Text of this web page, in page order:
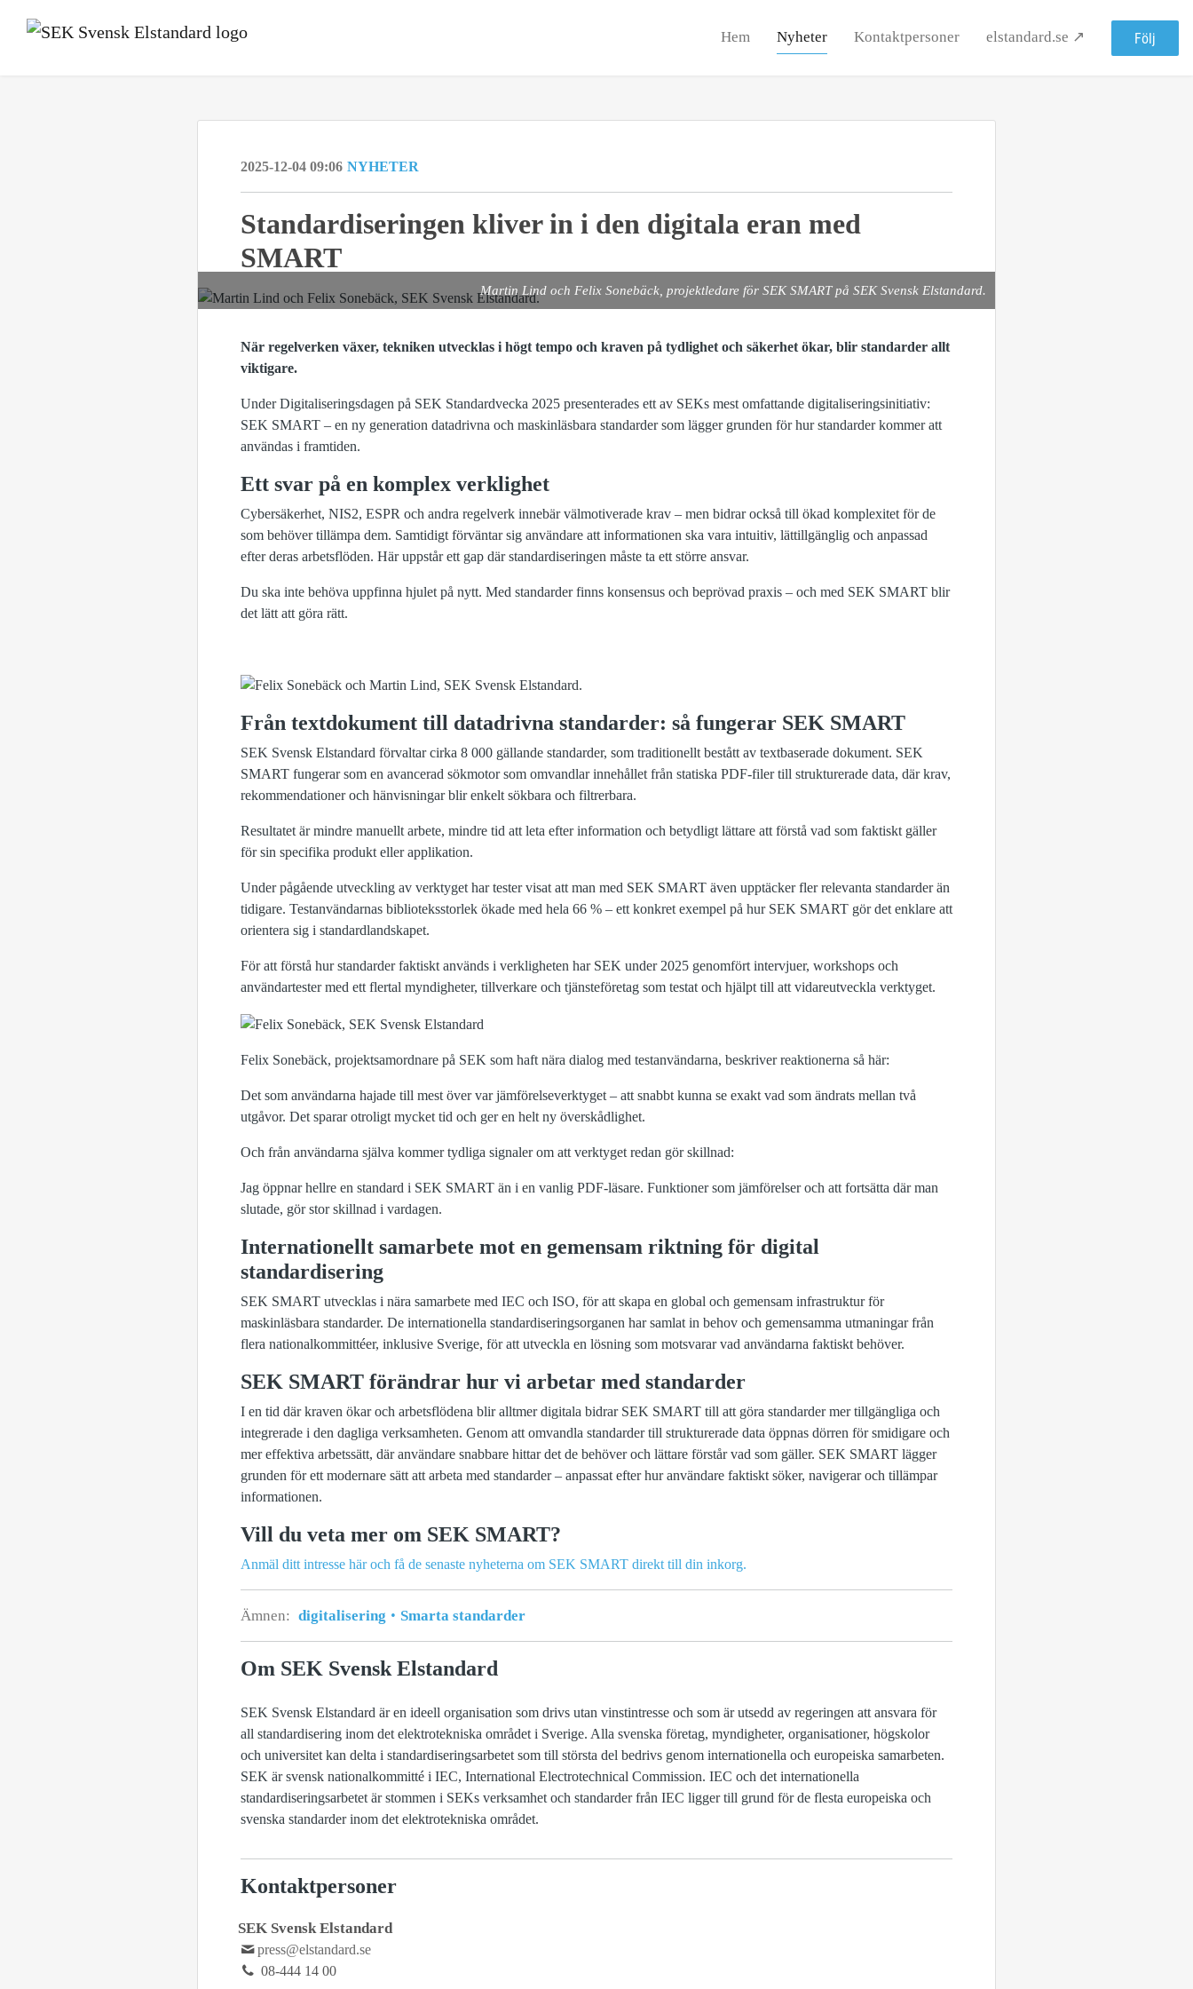
Hem Nyheter Kontaktpersoner elstandard.se ↗ Följ
2025-12-04 09:06 NYHETER
Standardiseringen kliver in i den digitala eran med
SMART
Martin Lind och Felix Sonebäck, projektledare för SEK SMART på SEK Svensk Elstandard.
När regelverken växer, tekniken utvecklas i högt tempo och kraven på tydlighet och säkerhet ökar, blir standarder allt
viktigare.
Under Digitaliseringsdagen på SEK Standardvecka 2025 presenterades ett av SEKs mest omfattande digitaliseringsinitiativ:
SEK SMART – en ny generation datadrivna och maskinläsbara standarder som lägger grunden för hur standarder kommer att
användas i framtiden.
Ett svar på en komplex verklighet
Cybersäkerhet, NIS2, ESPR och andra regelverk innebär välmotiverade krav – men bidrar också till ökad komplexitet för de
som behöver tillämpa dem. Samtidigt förväntar sig användare att informationen ska vara intuitiv, lättillgänglig och anpassad
efter deras arbetsflöden. Här uppstår ett gap där standardiseringen måste ta ett större ansvar.
Du ska inte behöva uppfinna hjulet på nytt. Med standarder finns konsensus och beprövad praxis – och med SEK SMART blir
det lätt att göra rätt.
Från textdokument till datadrivna standarder: så fungerar SEK SMART
SEK Svensk Elstandard förvaltar cirka 8 000 gällande standarder, som traditionellt bestått av textbaserade dokument. SEK
SMART fungerar som en avancerad sökmotor som omvandlar innehållet från statiska PDF-filer till strukturerade data, där krav,
rekommendationer och hänvisningar blir enkelt sökbara och filtrerbara.
Resultatet är mindre manuellt arbete, mindre tid att leta efter information och betydligt lättare att förstå vad som faktiskt gäller
för sin specifika produkt eller applikation.
Under pågående utveckling av verktyget har tester visat att man med SEK SMART även upptäcker fler relevanta standarder än
tidigare. Testanvändarnas biblioteksstorlek ökade med hela 66 % – ett konkret exempel på hur SEK SMART gör det enklare att
orientera sig i standardlandskapet.
För att förstå hur standarder faktiskt används i verkligheten har SEK under 2025 genomfört intervjuer, workshops och
användartester med ett flertal myndigheter, tillverkare och tjänsteföretag som testat och hjälpt till att vidareutveckla verktyget.
Felix Sonebäck, projektsamordnare på SEK som haft nära dialog med testanvändarna, beskriver reaktionerna så här:
Det som användarna hajade till mest över var jämförelseverktyget – att snabbt kunna se exakt vad som ändrats mellan två
utgåvor. Det sparar otroligt mycket tid och ger en helt ny överskådlighet.
Och från användarna själva kommer tydliga signaler om att verktyget redan gör skillnad:
Jag öppnar hellre en standard i SEK SMART än i en vanlig PDF-läsare. Funktioner som jämförelser och att fortsätta där man
slutade, gör stor skillnad i vardagen.
Internationellt samarbete mot en gemensam riktning för digital
standardisering
SEK SMART utvecklas i nära samarbete med IEC och ISO, för att skapa en global och gemensam infrastruktur för
maskinläsbara standarder. De internationella standardiseringsorganen har samlat in behov och gemensamma utmaningar från
flera nationalkommittéer, inklusive Sverige, för att utveckla en lösning som motsvarar vad användarna faktiskt behöver.
SEK SMART förändrar hur vi arbetar med standarder
I en tid där kraven ökar och arbetsflödena blir alltmer digitala bidrar SEK SMART till att göra standarder mer tillgängliga och
integrerade i den dagliga verksamheten. Genom att omvandla standarder till strukturerade data öppnas dörren för smidigare och
mer effektiva arbetssätt, där användare snabbare hittar det de behöver och lättare förstår vad som gäller. SEK SMART lägger
grunden för ett modernare sätt att arbeta med standarder – anpassat efter hur användare faktiskt söker, navigerar och tillämpar
informationen.
Vill du veta mer om SEK SMART?
Anmäl ditt intresse här och få de senaste nyheterna om SEK SMART direkt till din inkorg.
Ämnen: digitalisering Smarta standarder
Om SEK Svensk Elstandard
SEK Svensk Elstandard är en ideell organisation som drivs utan vinstintresse och som är utsedd av regeringen att ansvara för
all standardisering inom det elektrotekniska området i Sverige. Alla svenska företag, myndigheter, organisationer, högskolor
och universitet kan delta i standardiseringsarbetet som till största del bedrivs genom internationella och europeiska samarbeten.
SEK är svensk nationalkommitté i IEC, International Electrotechnical Commission. IEC och det internationella
standardiseringsarbetet är stommen i SEKs verksamhet och standarder från IEC ligger till grund för de flesta europeiska och
svenska standarder inom det elektrotekniska området.
Kontaktpersoner
SEK Svensk Elstandard
press@elstandard.se
08-444 14 00